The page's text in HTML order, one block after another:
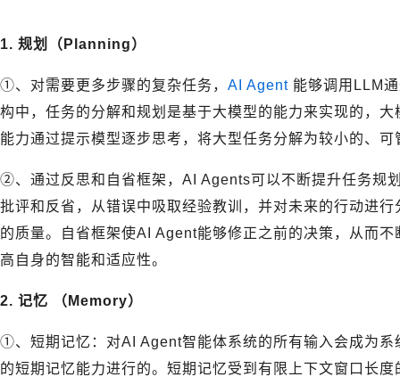
1. 规划（Planning）
①、对需要更多步骤的复杂任务， AI Agent 能够调用LLM
构中，任务的分解和规划是基于大模型的能力来实现的，
能力通过提示模型逐步思考，将大型任务分解为较小的、
②、通过反思和自省框架，AI Agents可以不断提升任务规
批评和反省，从错误中吸取经验教训，并对未来的行动进
的质量。自省框架使AI Agent能够修正之前的决策，从而
高自身的智能和适应性。
2. 记忆 （Memory）
①、短期记忆：对AI Agent智能体系统的所有输入会成为
的短期记忆能力进行的。短期记忆受到有限上下文窗口长